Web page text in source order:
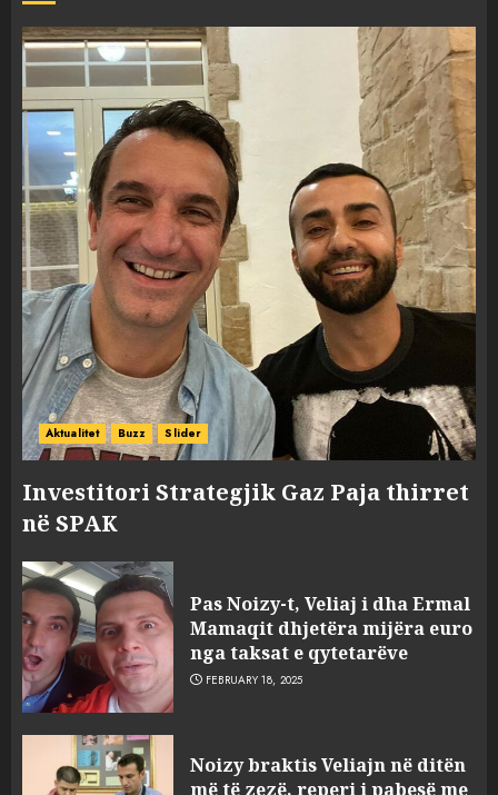
Aktualitet Buzz Slider
Investitori Strategjik Gaz Paja thirret
në SPAK
Pas Noizy-t, Veliaj i dha Ermal
Mamaqit dhjetëra mijëra euro
nga taksat e qytetarëve
FEBRUARY 18, 2025
Noizy braktis Veliajn në ditën
më të zezë, reperi i pabesë me
sulmuan “One Albania”,